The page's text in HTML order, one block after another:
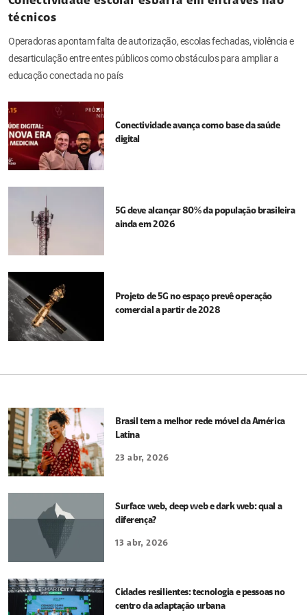
técnicos
Operadoras apontam falta de autorização, escolas fechadas, violência e
desarticulação entre entes públicos como obstáculos para ampliar a
educação conectada no país
Conectividade avança como base da saúde
digital
5G deve alcançar 80% da população brasileira
ainda em 2026
Projeto de 5G no espaço prevê operação
comercial a partir de 2028
Brasil tem a melhor rede móvel da América
Latina
23 abr, 2026
Surface web, deep web e dark web: qual a
diferença?
13 abr, 2026
Cidades resilientes: tecnologia e pessoas no
centro da adaptação urbana